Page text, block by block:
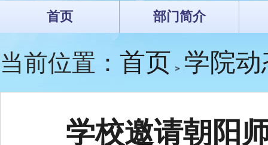
首页 部门简介
当前位置： 首页 学院动
学校邀请朝阳